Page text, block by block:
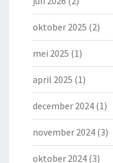
oktober 2025 (2)
mei 2025 (1)
april 2025 (1)
december 2024 (1)
november 2024 (3)
oktober 2024 (3)